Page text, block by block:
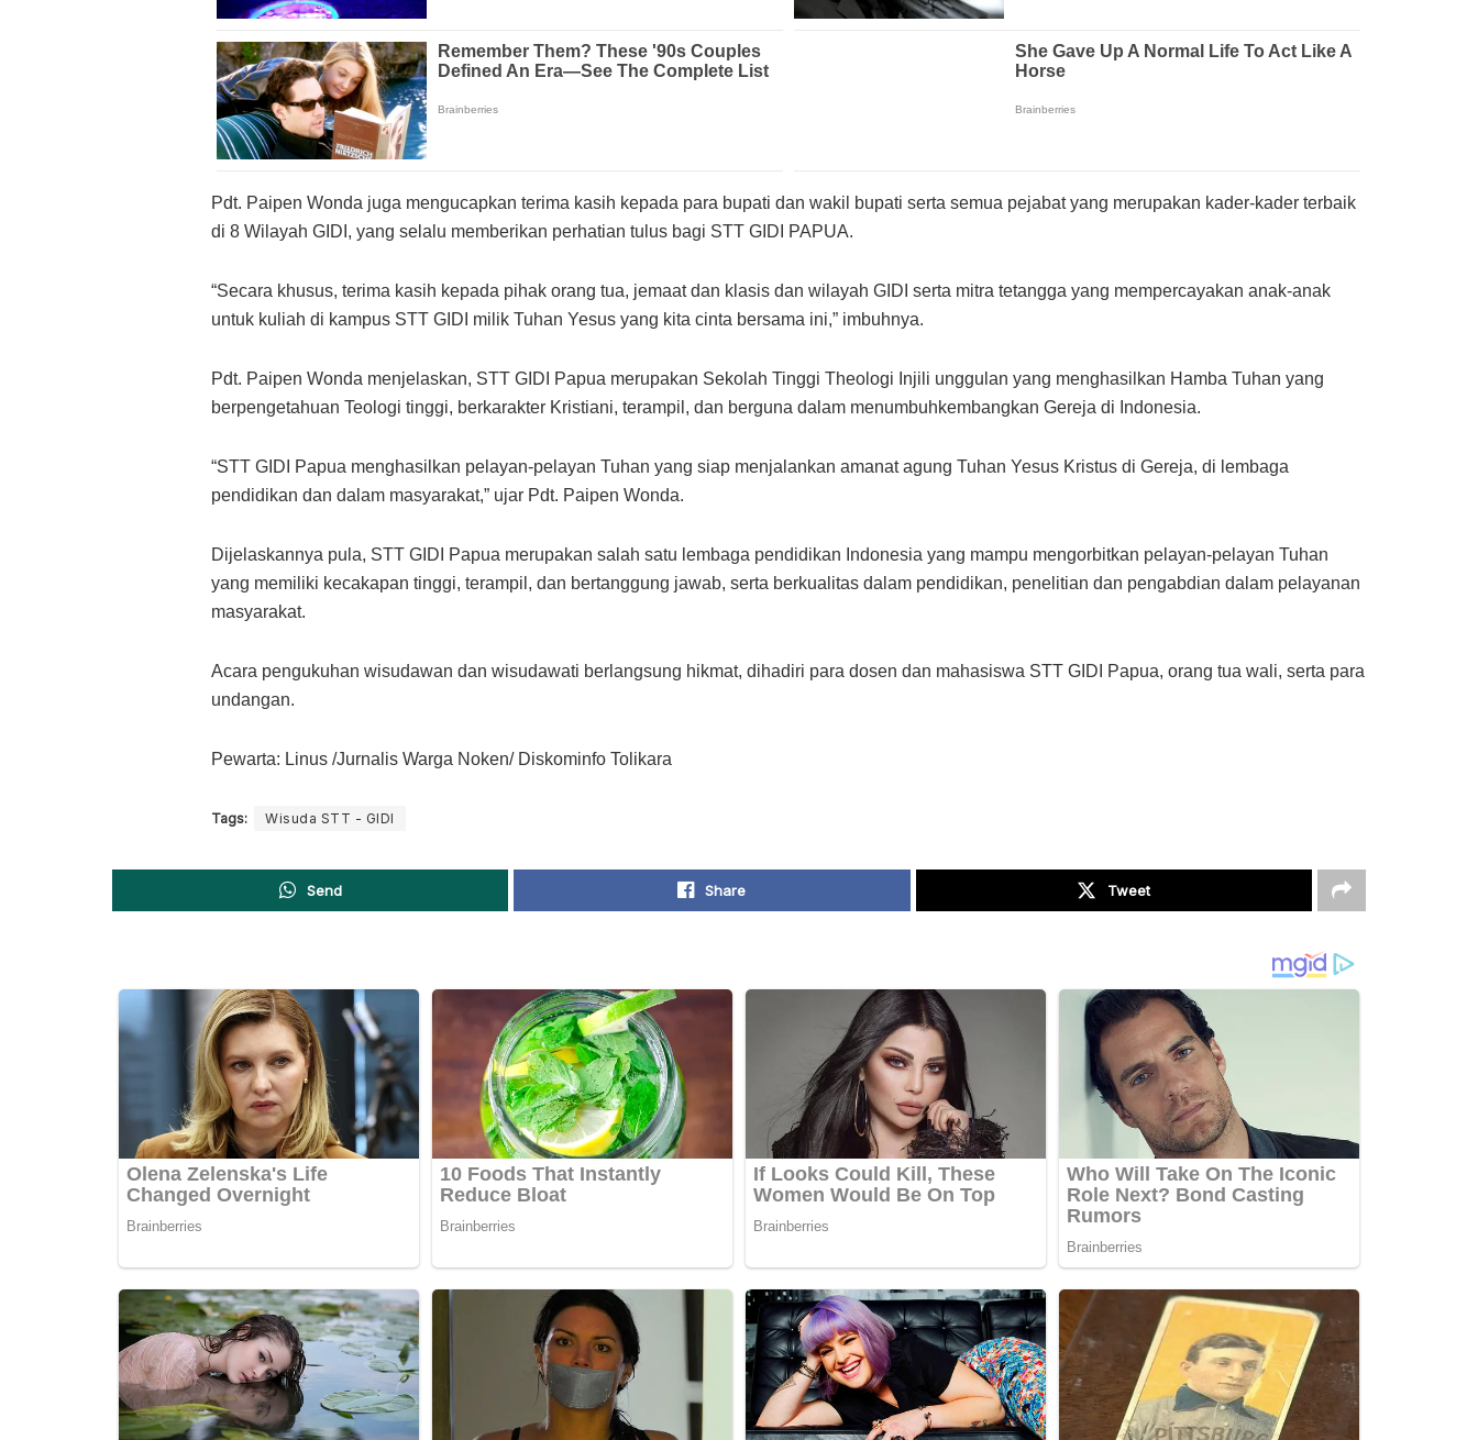
Pdt. Paipen Wonda juga mengucapkan terima kasih kepada para bupati dan wakil bupati serta semua pejabat yang merupakan kader-kader terbaik
di 8 Wilayah GIDI, yang selalu memberikan perhatian tulus bagi STT GIDI PAPUA.
“Secara khusus, terima kasih kepada pihak orang tua, jemaat dan klasis dan wilayah GIDI serta mitra tetangga yang mempercayakan anak-anak
untuk kuliah di kampus STT GIDI milik Tuhan Yesus yang kita cinta bersama ini,” imbuhnya.
Pdt. Paipen Wonda menjelaskan, STT GIDI Papua merupakan Sekolah Tinggi Theologi Injili unggulan yang menghasilkan Hamba Tuhan yang
berpengetahuan Teologi tinggi, berkarakter Kristiani, terampil, dan berguna dalam menumbuhkembangkan Gereja di Indonesia.
“STT GIDI Papua menghasilkan pelayan-pelayan Tuhan yang siap menjalankan amanat agung Tuhan Yesus Kristus di Gereja, di lembaga
pendidikan dan dalam masyarakat,” ujar Pdt. Paipen Wonda.
Dijelaskannya pula, STT GIDI Papua merupakan salah satu lembaga pendidikan Indonesia yang mampu mengorbitkan pelayan-pelayan Tuhan
yang memiliki kecakapan tinggi, terampil, dan bertanggung jawab, serta berkualitas dalam pendidikan, penelitian dan pengabdian dalam pelayanan
masyarakat.
Acara pengukuhan wisudawan dan wisudawati berlangsung hikmat, dihadiri para dosen dan mahasiswa STT GIDI Papua, orang tua wali, serta para
undangan.
Pewarta: Linus /Jurnalis Warga Noken/ Diskominfo Tolikara
Tags: Wisuda STT - GIDI
Send Share Tweet